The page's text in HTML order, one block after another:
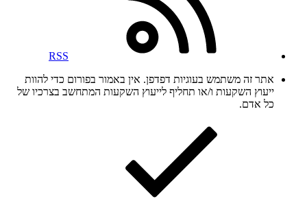
RSS
אתר זה משתמש בעוגיות דפדפן. אין באמור בפורום כדי להוות
ייעוץ השקעות ו/או תחליף לייעוץ השקעות המתחשב בצרכיו של
כל אדם.